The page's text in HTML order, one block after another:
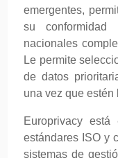
emergentes,
su
nacionales
Le permite
de datos
una vez que estén
Europrivacy
estándares ISO y
sistemas de